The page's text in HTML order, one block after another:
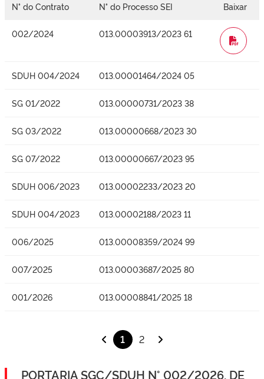
N° do Contrato N° do Processo SEI Baixar
002/2024 013.00003913/2023 61
WORD
SDUH 004/2024 013.00001464/2024 05
SG 01/2022 013.00000731/2023 38
SG 03/2022 013.00000668/2023 30
SG 07/2022 013.00000667/2023 95
SDUH 006/2023 013.00002233/2023 20
SDUH 004/2023 013.00002188/2023 11
006/2025 013.00008359/2024 99
007/2025 013.00003687/2025 80
001/2026 013.00008841/2025 18
1 2
PORTARIA SGC/SDUH N° 002/2026, DE